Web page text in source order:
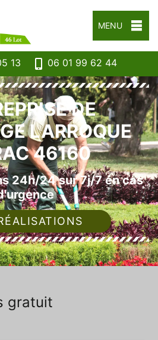
MENU
13 06 01 99 62 44
DE
LARROQUE
46160
24h/24 sur 7j/7 en cas
gratuit